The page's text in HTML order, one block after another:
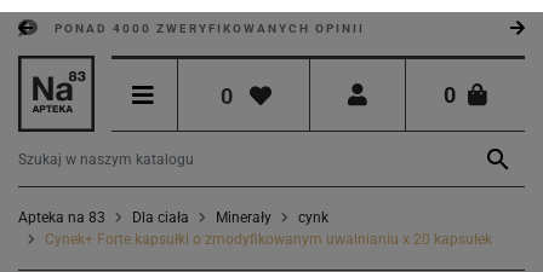
PONAD 4000 ZWERYFIKOWANYCH OPINII
0 0

Apteka na 83 Dla ciała Minerały
cynk
Cynek+ Forte kapsułki o zmodyfikowanym uwalnianiu x 20 kapsułek